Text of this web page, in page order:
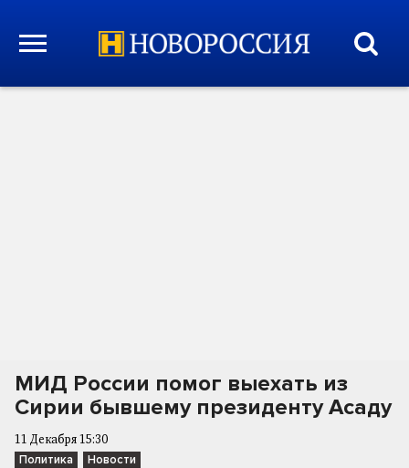
МИД России помог выехать из
Сирии бывшему президенту Асаду
11 Декабря 15:30
Политика Новости